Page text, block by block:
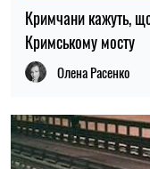
Кримчани кажуть,
Кримському мосту
Олена Расенко